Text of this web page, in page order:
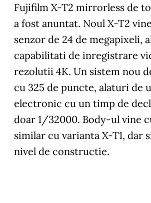
Fujifilm X-T2 mirrorless de
a fost anuntat. Noul X-T2
senzor de 24 de megapixeli,
capabilitati de inregistrare
rezolutii 4K. Un sistem nou
cu 325 de puncte, alaturi de
electronic cu un timp de
doar 1/32000. Body-ul vine
similar cu varianta X-T1, dar
nivel de constructie.